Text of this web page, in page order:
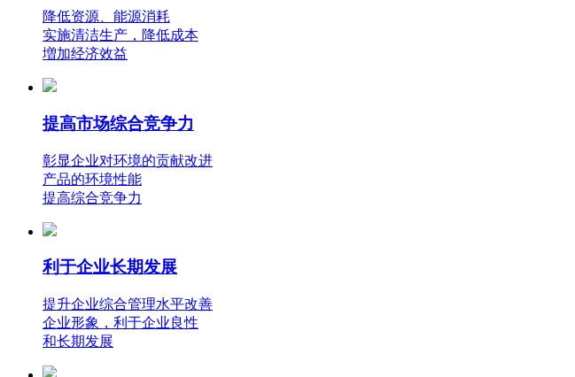
降低资源、能源消耗
实施清洁生产，降低成本
増加经济效益
提高市场综合竞争力
彰显企业对环境的贡献改进
产品的环境性能
提高综合竞争力
利于企业长期发展
提升企业综合管理水平改善
企业形象，利于企业良性
和长期发展